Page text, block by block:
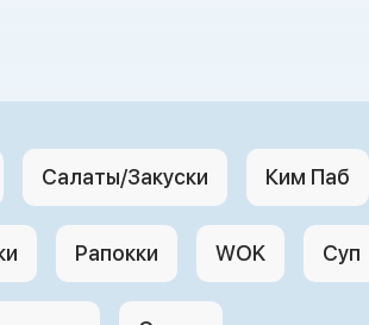
Салаты/Закуски Ким Паб
Рапокки WOK Суп